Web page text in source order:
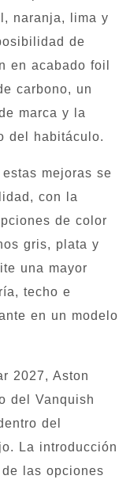
naranja, lima y
de
en acabado foil
carbono, un
marca y la
del habitáculo.
mejoras se
con la
de color
gris, plata y
una mayor
techo e
en un modelo
2027, Aston
del Vanquish
del
La introducción
las opciones